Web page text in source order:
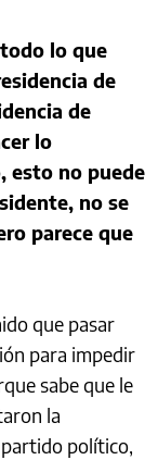
lo que
de
de
lo
esto no puede
no se
parece que
que pasar
para impedir
sabe que le
la
político,